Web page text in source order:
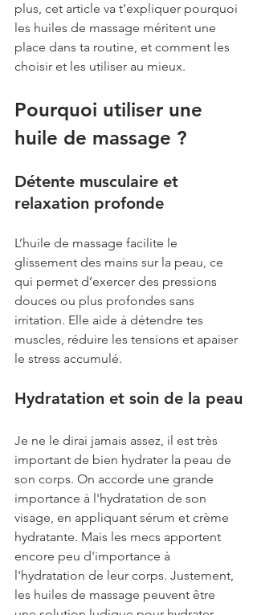
plus, cet article va t’expliquer pourquoi
les huiles de massage méritent une
place dans ta routine, et comment les
choisir et les utiliser au mieux.
Pourquoi utiliser une
huile de massage ?
Détente musculaire et
relaxation profonde
L’huile de massage facilite le
glissement des mains sur la peau, ce
qui permet d’exercer des pressions
douces ou plus profondes sans
irritation. Elle aide à détendre tes
muscles, réduire les tensions et apaiser
le stress accumulé.
Hydratation et soin de la peau
Je ne le dirai jamais assez, il est très
important de bien hydrater la peau de
son corps. On accorde une grande
importance à l'hydratation de son
visage, en appliquant sérum et crème
hydratante. Mais les mecs apportent
encore peu d'importance à
l'hydratation de leur corps. Justement,
les huiles de massage peuvent être